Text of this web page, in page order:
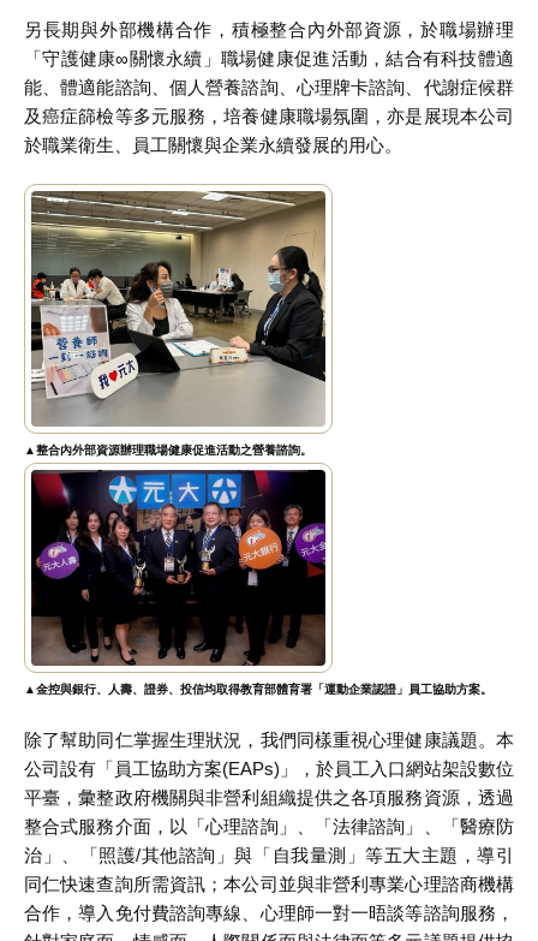
另長期與外部機構合作，積極整合內外部資源，於職場辦理
「守護健康∞關懷永續」職場健康促進活動，結合有科技體適
能、體適能諮詢、個人營養諮詢、心理牌卡諮詢、代謝症候群
及癌症篩檢等多元服務，培養健康職場氛圍，亦是展現本公司
於職業衛生、員工關懷與企業永續發展的用心。
▲整合內外部資源辦理職場健康促進活動之營養諮詢。
▲金控與銀行、人壽、證券、投信均取得教育部體育署「運動企業認證」員工協助方案。
除了幫助同仁掌握生理狀況，我們同樣重視心理健康議題。本
公司設有「員工協助方案(EAPs)」，於員工入口網站架設數位
平臺，彙整政府機關與非營利組織提供之各項服務資源，透過
整合式服務介面，以「心理諮詢」、「法律諮詢」、「醫療防
治」、「照護/其他諮詢」與「自我量測」等五大主題，導引
同仁快速查詢所需資訊；本公司並與非營利專業心理諮商機構
合作，導入免付費諮詢專線、心理師一對一晤談等諮詢服務，